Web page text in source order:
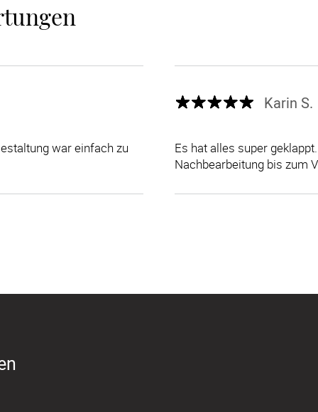
war einfach zu
Karin S.
Es hat alles super
Nachbearbeitung bis zum